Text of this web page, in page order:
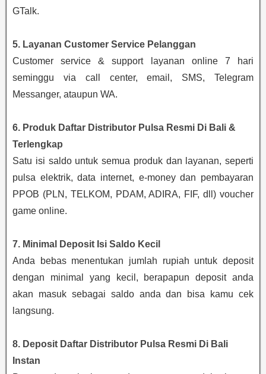
GTalk.
5. Layanan Customer Service Pelanggan
Customer service & support layanan online 7 hari
seminggu via call center, email, SMS, Telegram
Messanger, ataupun WA.
6. Produk Daftar Distributor Pulsa Resmi Di Bali &
Terlengkap
Satu isi saldo untuk semua produk dan layanan, seperti
pulsa elektrik, data internet, e-money dan pembayaran
PPOB (PLN, TELKOM, PDAM, ADIRA, FIF, dll) voucher
game online.
7. Minimal Deposit Isi Saldo Kecil
Anda bebas menentukan jumlah rupiah untuk deposit
dengan minimal yang kecil, berapapun deposit anda
akan masuk sebagai saldo anda dan bisa kamu cek
langsung.
8. Deposit Daftar Distributor Pulsa Resmi Di Bali
Instan